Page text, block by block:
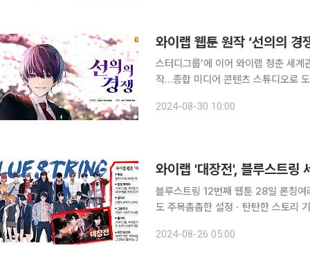
와이랩 웹툰 원작 ‘선의의
스터디그룹’에 이어 와이랩 청춘 세계
작…종합 미디어 콘텐츠 스튜디오로 도약 와이랩에서 제작하고 네이버 웹툰에서 인기리
130억 원 이상을 투입해 제작한 드라
2024-08-30 10:00
블루스트링 12번째 웹툰 28일 론칭
도 주목촘촘한 설정ㆍ탄탄한 스토리 기대 K-웹툰의 청춘, 임다준과 윤가민 중 누가 더 강
대결에 관심이 쏠린다. 와이랩의 블루
2024-08-26 05:00